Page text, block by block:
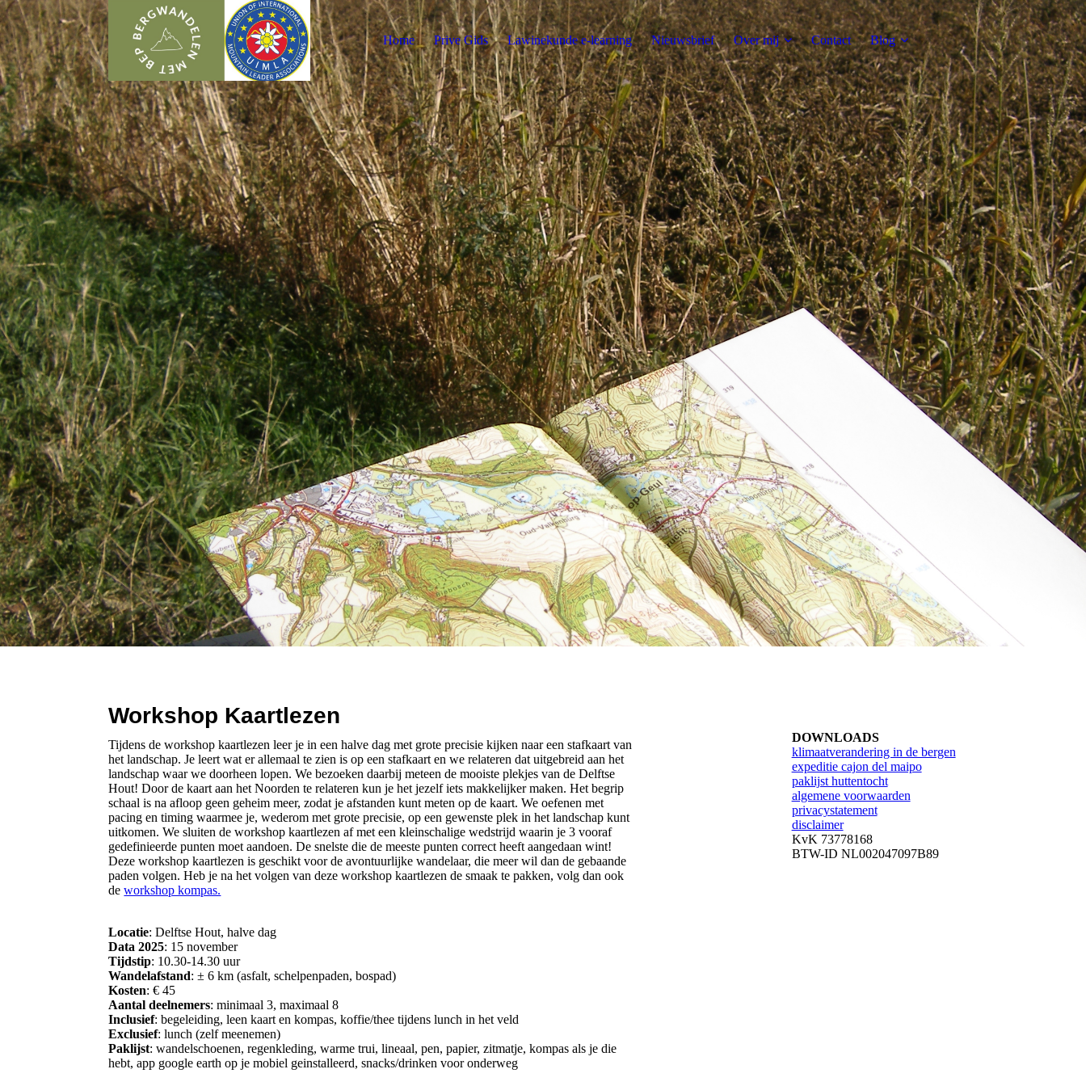
Home Prive Gids Lawinekunde e-learning Nieuwsbrief Over mij Contact Blog
Workshop Kaartlezen
Tijdens de workshop kaartlezen leer je in een halve dag met grote precisie kijken naar een stafkaart van
het landschap. Je leert wat er allemaal te zien is op een stafkaart en we relateren dat uitgebreid aan het
landschap waar we doorheen lopen. We bezoeken daarbij meteen de mooiste plekjes van de Delftse
Hout! Door de kaart aan het Noorden te relateren kun je het jezelf iets makkelijker maken. Het begrip
schaal is na afloop geen geheim meer, zodat je afstanden kunt meten op de kaart. We oefenen met
pacing en timing waarmee je, wederom met grote precisie, op een gewenste plek in het landschap kunt
uitkomen. We sluiten de workshop kaartlezen af met een kleinschalige wedstrijd waarin je 3 vooraf
gedefinieerde punten moet aandoen. De snelste die de meeste punten correct heeft aangedaan wint!
Deze workshop kaartlezen is geschikt voor de avontuurlijke wandelaar, die meer wil dan de gebaande
paden volgen. Heb je na het volgen van deze workshop kaartlezen de smaak te pakken, volg dan ook
deworkshop kompas.
Locatie: Delftse Hout, halve dag
Data 2025: 15 november
Tijdstip: 10.30-14.30 uur
Wandelafstand: ± 6 km (asfalt, schelpenpaden, bospad)
Kosten: € 45
Aantal deelnemers: minimaal 3, maximaal 8
Inclusief: begeleiding, leen kaart en kompas, koffie/thee tijdens lunch in het veld
Exclusief: lunch (zelf meenemen)
Paklijst: wandelschoenen, regenkleding, warme trui, lineaal, pen, papier, zitmatje, kompas als je die
hebt, app google earth op je mobiel geinstalleerd, snacks/drinken voor onderweg
DOWNLOADS
klimaatverandering in de bergen
expeditie cajon del maipo
paklijst huttentocht
algemene voorwaarden
privacystatement
disclaimer
KvK 73778168
BTW-ID NL002047097B89